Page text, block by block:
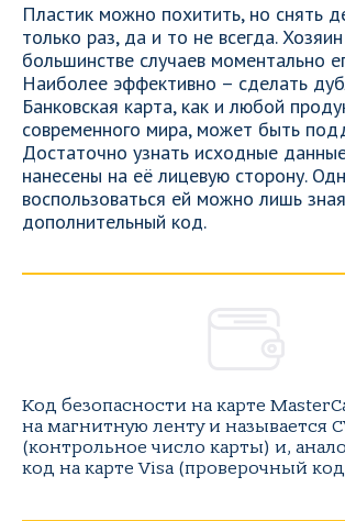
Пластик можно похитить, но снять
только раз, да и то не всегда.
большинстве случаев моментально
Наиболее эффективно – сделать
Банковская карта, как и любой
современного мира, может быть
Достаточно узнать исходные
нанесены на её лицевую сторону.
воспользоваться ей можно лишь зная
дополнительный код.
Код безопасности на карте
на магнитную ленту и называется
(контрольное число карты) и,
код на карте Visa (проверочный